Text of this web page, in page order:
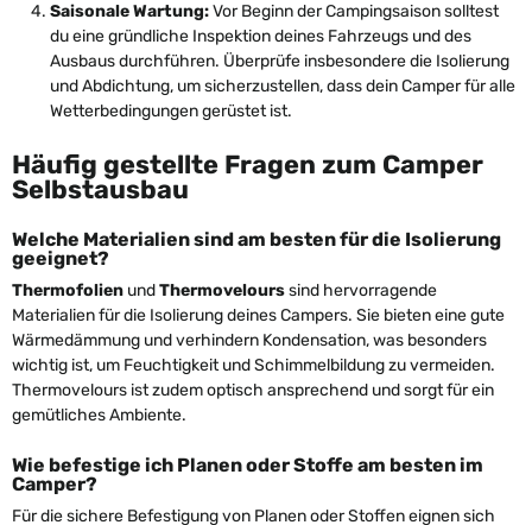
Saisonale Wartung:Vor Beginn der Campingsaison solltest
du eine gründliche Inspektion deines Fahrzeugs und des
Ausbaus durchführen. Überprüfe insbesondere die Isolierung
und Abdichtung, um sicherzustellen, dass dein Camper für alle
Wetterbedingungen gerüstet ist.
Häufig gestellte Fragen zum Camper
Selbstausbau
Welche Materialien sind am besten für die Isolierung
geeignet?
Thermofolien undThermovelourssind hervorragende
Materialien für die Isolierung deines Campers. Sie bieten eine gute
Wärmedämmung und verhindern Kondensation, was besonders
wichtig ist, um Feuchtigkeit und Schimmelbildung zu vermeiden.
Thermovelours ist zudem optisch ansprechend und sorgt für ein
gemütliches Ambiente.
Wie befestige ich Planen oder Stoffe am besten im
Camper?
Für die sichere Befestigung von Planen oder Stoffen eignen sich